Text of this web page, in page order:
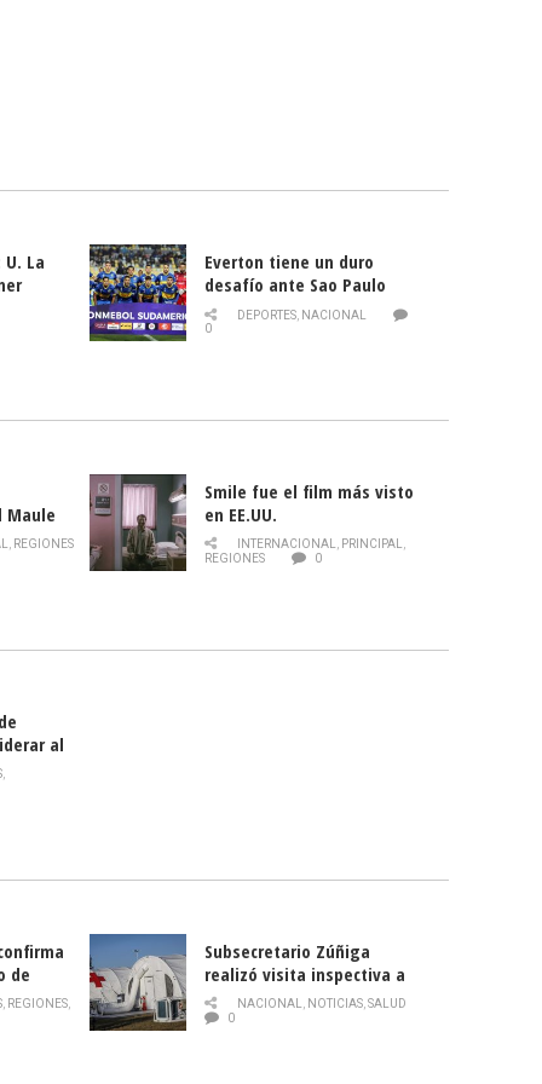
La
Everton tiene un duro
desafío ante Sao Paulo
DEPORTES, NACIONAL
0
Maule
de la
, REGIONES
Smile fue el film más visto
en EE.UU.
INTERNACIONAL, PRINCIPAL,
REGIONES
0
al
,
de
, REGIONES,
Subsecretario Zúñiga
realizó visita inspectiva a
Hospital Modular Sótero del
Río
NACIONAL, NOTICIAS,SALUD
0